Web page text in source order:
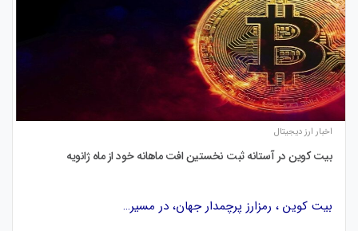
اخبار ارز دیجیتال
بیت کوین در آستانه ثبت نخستین افت ماهانه خود از ماه ژانویه
بیت کوین ، رمزارز پرچمدار جهان، در مسیر…